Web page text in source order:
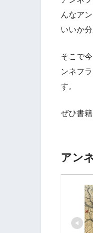
んなア
いいか
そこで
ンネフ
す。
ぜひ書
アン